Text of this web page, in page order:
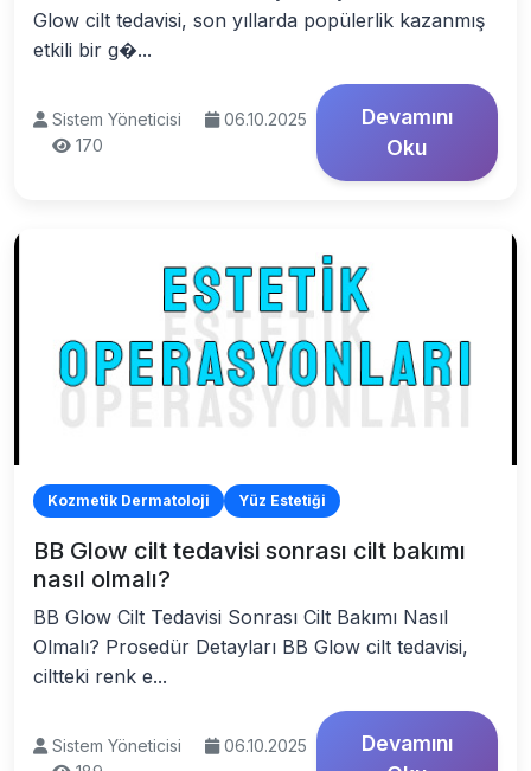
Glow cilt tedavisi, son yıllarda popülerlik kazanmış
etkili bir g�...
Sistem Yöneticisi
06.10.2025
170
Devamını
Oku
Kozmetik Dermatoloji Yüz Estetiği
BB Glow cilt tedavisi sonrası cilt bakımı
nasıl olmalı?
BB Glow Cilt Tedavisi Sonrası Cilt Bakımı Nasıl
Olmalı? Prosedür Detayları BB Glow cilt tedavisi,
ciltteki renk e...
Sistem Yöneticisi
06.10.2025
Devamını